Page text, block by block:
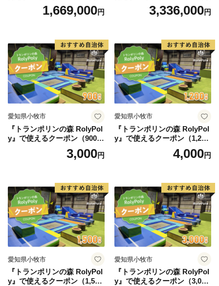
【その他注意事項】
返礼品の送付を取りやめることといたしましたのでご了
承ください。
【返礼品・お届け・寄付についてのお問い合わせ】
新居浜市ふるさと納税担当窓口
TEL 050-1730-1245
FAX 050-3537-1729
niihama@furusato-supports.com
1,669,000円 3,336,000円
愛知県小牧市
『トランポリンの森 RolyPol
y』で使えるクーポン（900
3,000円
愛知県小牧市
『トランポリンの森 RolyPol
y』で使えるクーポン（1,200
4,000円
愛知県小牧市
『トランポリンの森 RolyPol
y』で使えるクーポン（1,500
愛知県小牧市
『トランポリンの森 RolyPol
y』で使えるクーポン（3,000